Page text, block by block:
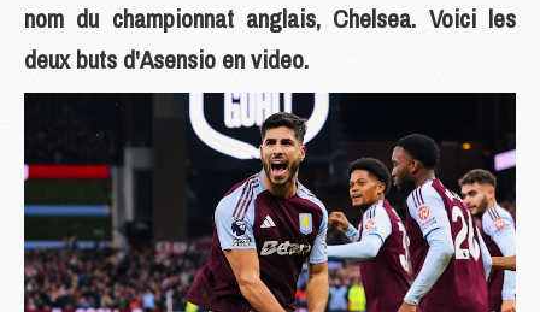
nom du championnat anglais, Chelsea. Voici les
deux buts d'Asensio en video.